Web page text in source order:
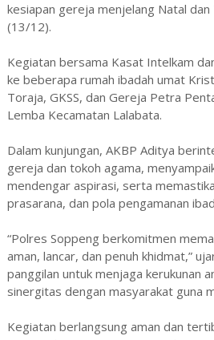
kesiapan gereja menjelang Natal dan
(13/12).
Kegiatan bersama Kasat Intelkam
ke beberapa rumah ibadah umat
Toraja, GKSS, dan Gereja Petra
Lemba Kecamatan Lalabata.
Dalam kunjungan, AKBP Aditya
gereja dan tokoh agama,
mendengar aspirasi, serta
prasarana, dan pola pengamanan
“Polres Soppeng berkomitmen
aman, lancar, dan penuh khidmat,”
panggilan untuk menjaga kerukunan
sinergitas dengan masyarakat guna
Kegiatan berlangsung aman dan